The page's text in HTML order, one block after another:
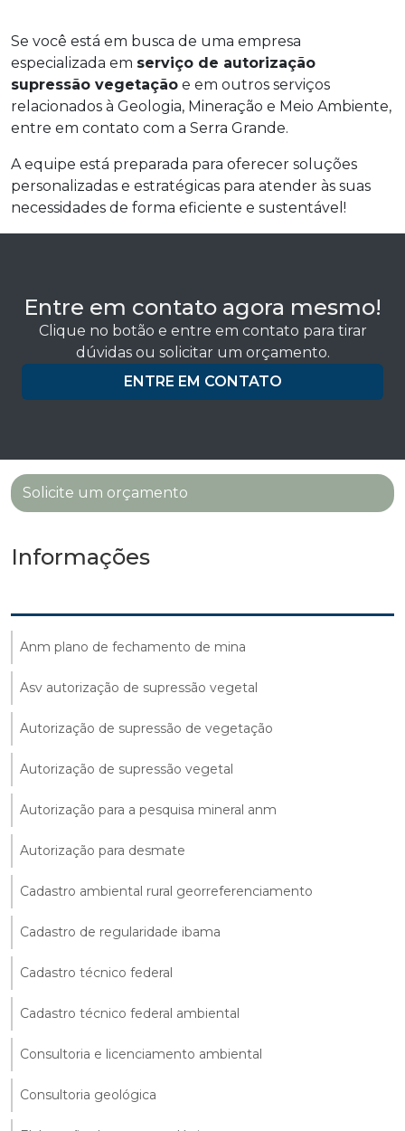
Se você está em busca de uma empresa
especializada em serviço de autorização
supressão vegetação e em outros serviços
relacionados à Geologia, Mineração e Meio Ambiente,
entre em contato com a Serra Grande.
A equipe está preparada para oferecer soluções
personalizadas e estratégicas para atender às suas
necessidades de forma eficiente e sustentável!
Entre em contato agora mesmo!
Clique no botão e entre em contato para tirar
dúvidas ou solicitar um orçamento.
ENTRE EM CONTATO
Solicite um orçamento
Informações
Anm plano de fechamento de mina
Asv autorização de supressão vegetal
Autorização de supressão de vegetação
Autorização de supressão vegetal
Autorização para a pesquisa mineral anm
Autorização para desmate
Cadastro ambiental rural georreferenciamento
Cadastro de regularidade ibama
Cadastro técnico federal
Cadastro técnico federal ambiental
Consultoria e licenciamento ambiental
Consultoria geológica